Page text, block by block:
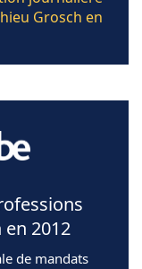
Grosch en
2012
de mandats